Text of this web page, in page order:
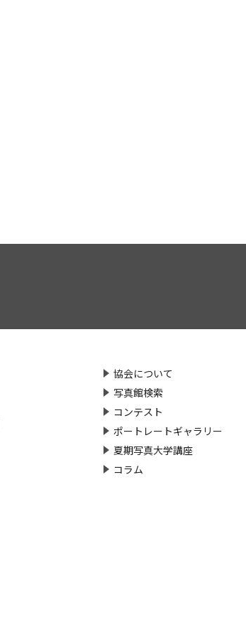
協会について
写真館検索
コンテスト
ポートレートギャラリー
夏期写真大学講座
コラム